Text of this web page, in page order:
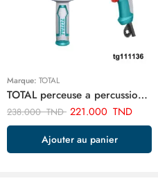
Marque: TOTAL
TOTAL perceuse a percussion 13mm-1010w TG111136
238.000TND 221.000 TND
Ajouter au panier